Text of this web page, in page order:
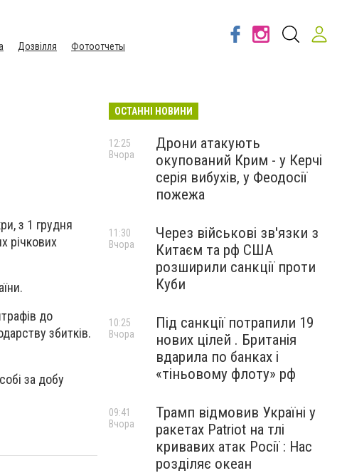
Дозвілля Фотоотчеты
з 1 грудня
річкових
до
збитків.
за добу
ОСТАННІ НОВИНИ
Дрони атакують
окупований Крим - у Керчі
серія вибухів, у Феодосії
пожежа
12:25
Вчора
Через військові зв'язки з
Китаєм та рф США
розширили санкції проти
Куби
11:30
Вчора
Під санкції потрапили 19
нових цілей . Британія
вдарила по банках і
«тіньовому флоту» рф
10:25
Вчора
Трамп відмовив Україні у
ракетах Patriot на тлі
кривавих атак Росії : Нас
розділяє океан
09:41
Вчора